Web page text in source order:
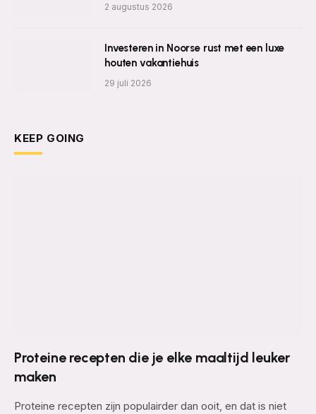
2 augustus 2026
Investeren in Noorse rust met een luxe
houten vakantiehuis
29 juli 2026
KEEP GOING
Proteine recepten die je elke maaltijd leuker
maken
Proteine recepten zijn populairder dan ooit, en dat is niet